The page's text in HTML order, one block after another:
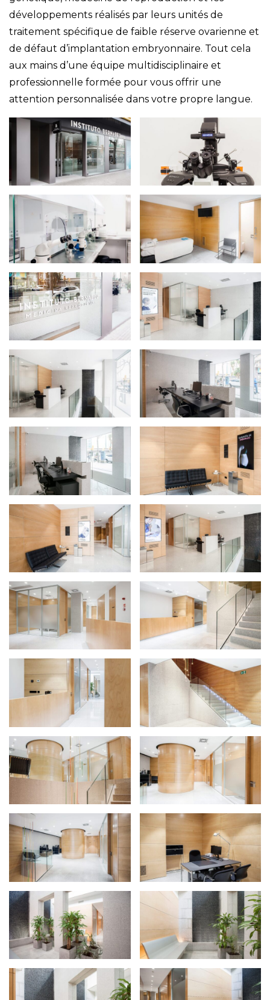
développements réalisés par leurs unités de
traitement spécifique de faible réserve ovarienne et
de défaut d’implantation embryonnaire. Tout cela
aux mains d’une équipe multidisciplinaire et
professionnelle formée pour vous offrir une
attention personnalisée dans votre propre langue.